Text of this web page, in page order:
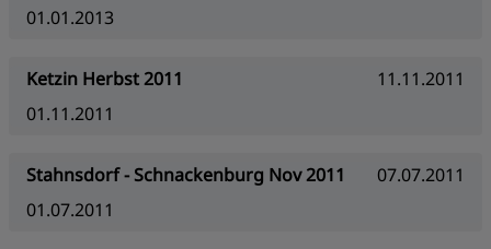
01.01.2013
Ketzin Herbst 2011
11.11.2011
01.11.2011
Stahnsdorf - Schnackenburg Nov 2011
07.07.2011
01.07.2011